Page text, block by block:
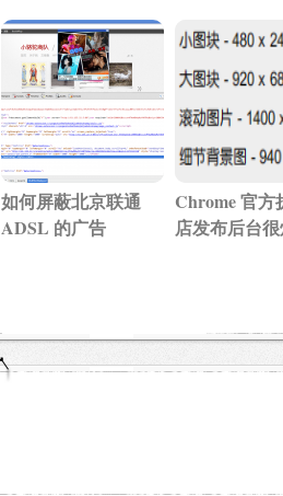
如何屏蔽北京联通
ADSL 的广告
Chrome 官方
店发布后台